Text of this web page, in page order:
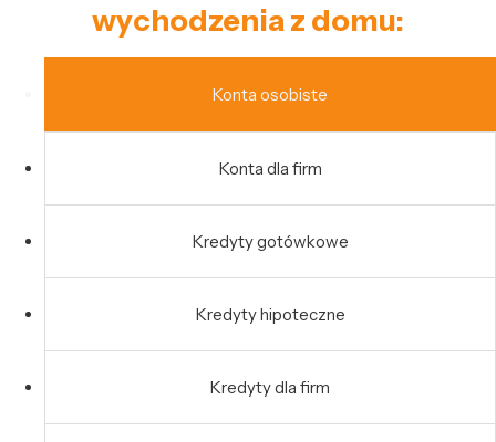
wychodzenia z domu:
Konta osobiste
Konta dla firm
Kredyty gotówkowe
Kredyty hipoteczne
Kredyty dla firm